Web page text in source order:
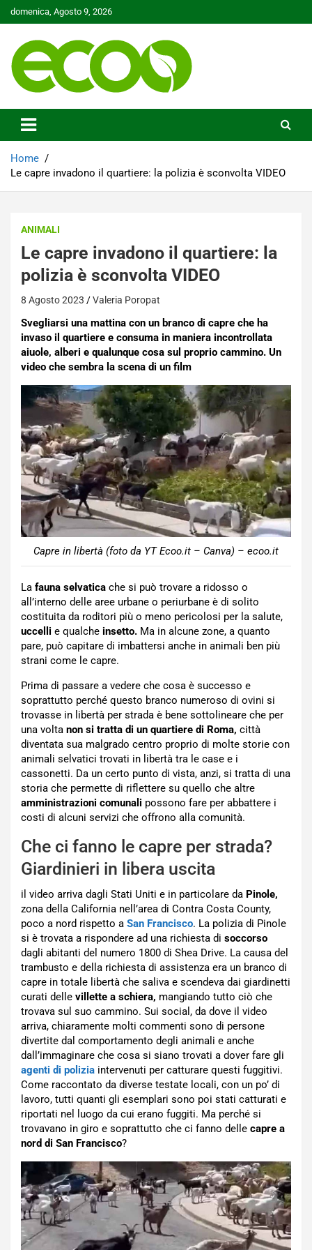
Skip
to
domenica, Agosto 9, 2026
Ecoo.it
Home
Le capre invadono il quartiere: la polizia è sconvolta VIDEO
ANIMALI
Le capre invadono il quartiere: la
polizia è sconvolta VIDEO
8 Agosto 2023 Valeria Poropat
Svegliarsi una mattina con un branco di capre che ha
invaso il quartiere e consuma in maniera incontrollata
aiuole, alberi e qualunque cosa sul proprio cammino. Un
video che sembra la scena di un film
Capre in libertà (foto da YT Ecoo.it – Canva) – ecoo.it
La fauna selvatica che si può trovare a ridosso o
all’interno delle aree urbane o periurbane è di solito
costituita da roditori più o meno pericolosi per la salute,
uccelli e qualche insetto. Ma in alcune zone, a quanto
pare, può capitare di imbattersi anche in animali ben più
strani come le capre.
Prima di passare a vedere che cosa è successo e
soprattutto perché questo branco numeroso di ovini si
trovasse in libertà per strada è bene sottolineare che per
una volta non si tratta di un quartiere di Roma, città
diventata sua malgrado centro proprio di molte storie con
animali selvatici trovati in libertà tra le case e i
cassonetti. Da un certo punto di vista, anzi, si tratta di una
storia che permette di riflettere su quello che altre
amministrazioni comunali possono fare per abbattere i
costi di alcuni servizi che offrono alla comunità.
Che ci fanno le capre per strada?
Giardinieri in libera uscita
il video arriva dagli Stati Uniti e in particolare da Pinole,
zona della California nell’area di Contra Costa County,
poco a nord rispetto a San Francisco. La polizia di Pinole
si è trovata a rispondere ad una richiesta di soccorso
dagli abitanti del numero 1800 di Shea Drive. La causa del
trambusto e della richiesta di assistenza era un branco di
capre in totale libertà che saliva e scendeva dai giardinetti
curati delle villette a schiera, mangiando tutto ciò che
trovava sul suo cammino. Sui social, da dove il video
arriva, chiaramente molti commenti sono di persone
divertite dal comportamento degli animali e anche
dall’immaginare che cosa si siano trovati a dover fare gli
agenti di polizia intervenuti per catturare questi fuggitivi.
Come raccontato da diverse testate locali, con un po’ di
lavoro, tutti quanti gli esemplari sono poi stati catturati e
riportati nel luogo da cui erano fuggiti. Ma perché si
trovavano in giro e soprattutto che ci fanno delle capre a
nord di San Francisco?